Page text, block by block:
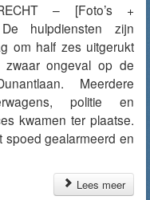
– [Foto’s +
hulpdiensten zijn
om half zes uitgerukt
ongeval op de
Meerdere
politie en
kwamen ter plaatse.
spoed gealarmeerd en
Lees meer